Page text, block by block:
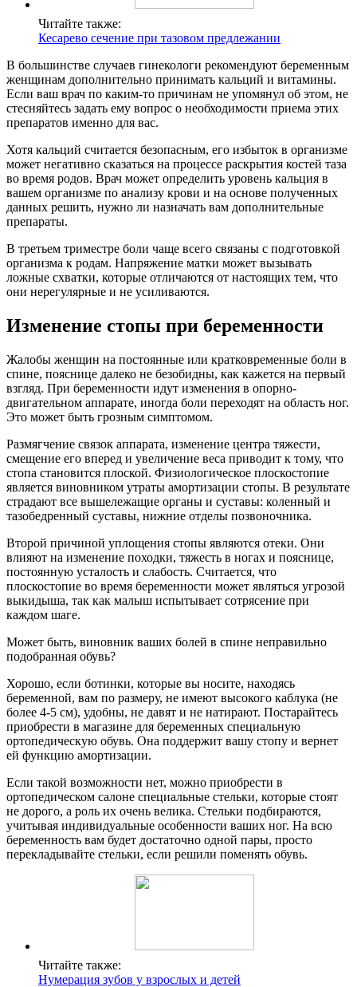
Читайте также:
Кесарево сечение при тазовом предлежании
В большинстве случаев гинекологи рекомендуют беременным
женщинам дополнительно принимать кальций и витамины.
Если ваш врач по каким-то причинам не упомянул об этом, не
стесняйтесь задать ему вопрос о необходимости приема этих
препаратов именно для вас.
Хотя кальций считается безопасным, его избыток в организме
может негативно сказаться на процессе раскрытия костей таза
во время родов. Врач может определить уровень кальция в
вашем организме по анализу крови и на основе полученных
данных решить, нужно ли назначать вам дополнительные
препараты.
В третьем триместре боли чаще всего связаны с подготовкой
организма к родам. Напряжение матки может вызывать
ложные схватки, которые отличаются от настоящих тем, что
они нерегулярные и не усиливаются.
Изменение стопы при беременности
Жалобы женщин на постоянные или кратковременные боли в
спине, пояснице далеко не безобидны, как кажется на первый
взгляд. При беременности идут изменения в опорно-
двигательном аппарате, иногда боли переходят на область ног.
Это может быть грозным симптомом.
Размягчение связок аппарата, изменение центра тяжести,
смещение его вперед и увеличение веса приводит к тому, что
стопа становится плоской. Физиологическое плоскостопие
является виновником утраты амортизации стопы. В результате
страдают все вышележащие органы и суставы: коленный и
тазобедренный суставы, нижние отделы позвоночника.
Второй причиной уплощения стопы являются отеки. Они
влияют на изменение походки, тяжесть в ногах и пояснице,
постоянную усталость и слабость. Считается, что
плоскостопие во время беременности может являться угрозой
выкидыша, так как малыш испытывает сотрясение при
каждом шаге.
Может быть, виновник ваших болей в спине неправильно
подобранная обувь?
Хорошо, если ботинки, которые вы носите, находясь
беременной, вам по размеру, не имеют высокого каблука (не
более 4-5 см), удобны, не давят и не натирают. Постарайтесь
приобрести в магазине для беременных специальную
ортопедическую обувь. Она поддержит вашу стопу и вернет
ей функцию амортизации.
Если такой возможности нет, можно приобрести в
ортопедическом салоне специальные стельки, которые стоят
не дорого, а роль их очень велика. Стельки подбираются,
учитывая индивидуальные особенности ваших ног. На всю
беременность вам будет достаточно одной пары, просто
перекладывайте стельки, если решили поменять обувь.
Читайте также:
Нумерация зубов у взрослых и детей